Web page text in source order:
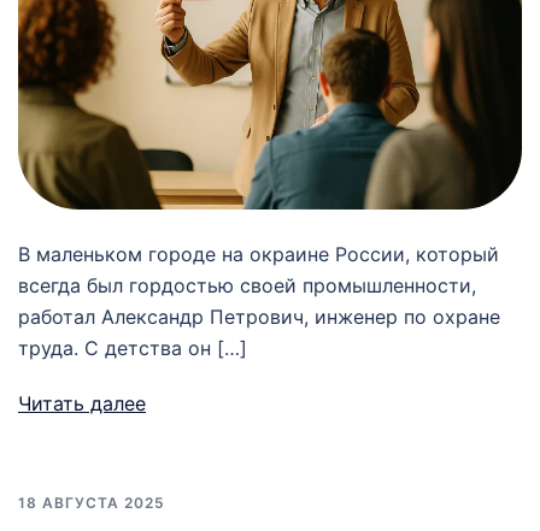
В маленьком городе на окраине России, который
всегда был гордостью своей промышленности,
работал Александр Петрович, инженер по охране
труда. С детства он […]
Читать далее
18 АВГУСТА 2025